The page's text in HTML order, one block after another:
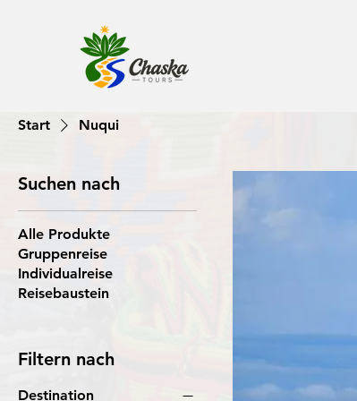
Start Nuqui
Suchen nach
Alle Produkte
Gruppenreise
Individualreise
Reisebaustein
Filtern nach
Destination